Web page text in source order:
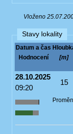
Vloženo
Stavy lokality
Datum a čas
Hodnocení
[m]
28.10.2025
09:20
15